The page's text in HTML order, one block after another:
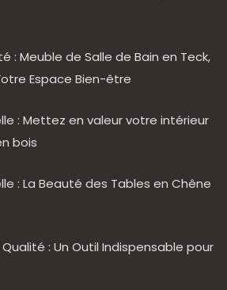
: Meuble de Salle de Bain en Teck,
Espace Bien-être
: Mettez en valeur votre intérieur
bois
: La Beauté des Tables en Chêne
: Un Outil Indispensable pour